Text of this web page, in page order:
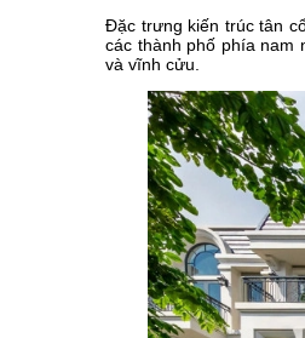
Đặc trưng kiến trúc tân
các thành phố phía nam
và vĩnh cửu.